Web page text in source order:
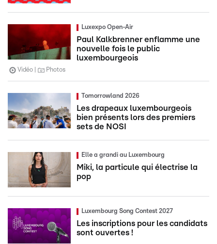
Luxexpo Open-Air
Paul Kalkbrenner enflamme une
nouvelle fois le public
luxembourgeois
Vidéo Photos
Tomorrowland 2026
Les drapeaux luxembourgeois
bien présents lors des premiers
sets de NOSI
Elle a grandi au Luxembourg
Miki, la particule qui électrise la
pop
Luxembourg Song Contest 2027
Les inscriptions pour les candidats
sont ouvertes !